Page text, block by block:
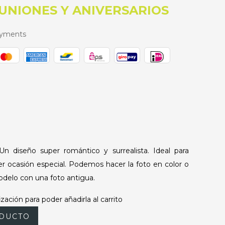
Y ANIVERSARIOS
diseño super romántico y surrealista. Ideal para
ocasión especial. Podemos hacer la foto en color o
con una foto antigua.
para poder añadirla al carrito